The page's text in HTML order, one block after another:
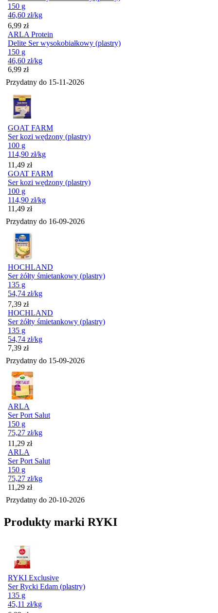
150 g
46,60 zł/kg
Cena
6,99 zł
ARLA Protein
Delite Ser wysokobiałkowy (plastry)
150 g
46,60 zł/kg
Cena
6,99 zł
Przydatny do 15-11-2026
GOAT FARM
Ser kozi wędzony (plastry)
100 g
114,90 zł/kg
Cena
11,49 zł
GOAT FARM
Ser kozi wędzony (plastry)
100 g
114,90 zł/kg
Cena
11,49 zł
Przydatny do 16-09-2026
HOCHLAND
Ser żółty śmietankowy (plastry)
135 g
54,74 zł/kg
Cena
7,39 zł
HOCHLAND
Ser żółty śmietankowy (plastry)
135 g
54,74 zł/kg
Cena
7,39 zł
Przydatny do 15-09-2026
ARLA
Ser Port Salut
150 g
75,27 zł/kg
Cena
11,29 zł
ARLA
Ser Port Salut
150 g
75,27 zł/kg
Cena
11,29 zł
Przydatny do 20-10-2026
Produkty marki RYKI
RYKI Exclusive
Ser Rycki Edam (plastry)
135 g
45,11 zł/kg